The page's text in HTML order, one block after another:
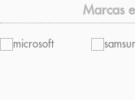
Marcas